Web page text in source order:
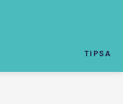
TIPSA